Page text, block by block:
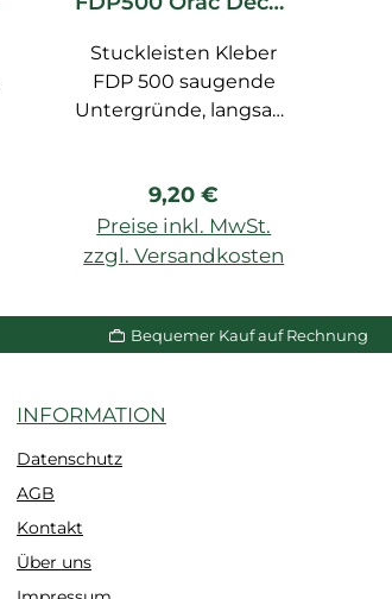
Stuckleisten Kleber
FDP 500 saugende
Untergründe, langsam
24 Std., für LUXXUS,
BASIXX, AXXENT, 310
ml, für Innenräume, für
geeignet.
Regulärer Preis:
9,20 €
Preise inkl. MwSt.
zzgl. Versandkosten
Bequemer Kauf auf Rechnung
INFORMATION
Datenschutz
AGB
Kontakt
Über uns